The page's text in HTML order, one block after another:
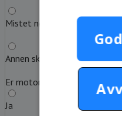
Mistet nøkkel
Annen skadeårsak
Er motoren i gang?
Ja